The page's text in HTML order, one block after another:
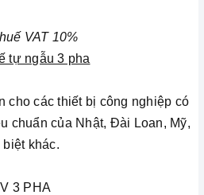
VAT 10%
tự ngẫu 3 pha
cho các thiết bị công nghiệp có
chuẩn của Nhật, Đài Loan, Mỹ,
biệt khác.
3 PHA